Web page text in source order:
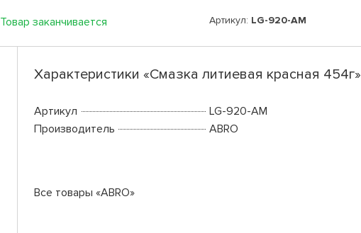
Товар заканчивается Артикул: LG-920-AM
Характеристики «Смазка литиевая красная 454г»
Артикул
LG-920-AM
Производитель
ABRO
Все товары «ABRO»